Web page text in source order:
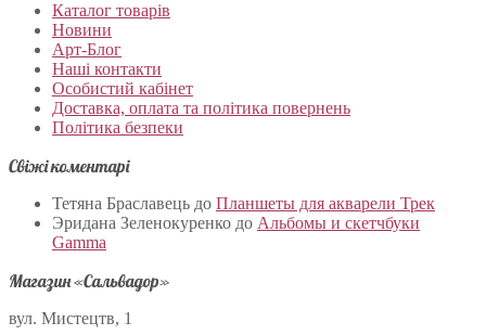
Каталог товарів
Новини
Арт-Блог
Наші контакти
Особистий кабінет
Доставка, оплата та політика повернень
Політика безпеки
Свіжі коментарі
Тетяна Браславець до Планшеты для акварели Трек
Эридана Зеленокуренко до Альбомы и скетчбуки
Gamma
Магазин «Сальвадор»
вул. Мистецтв, 1